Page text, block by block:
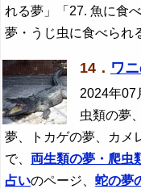
れる夢」「27. 魚に食
夢・うじ虫に食べられ
14． ワ
2024年07
虫類の夢
夢、トカゲの夢、カメ
で、 両生類の夢・爬虫
占いのページ、蛇の夢